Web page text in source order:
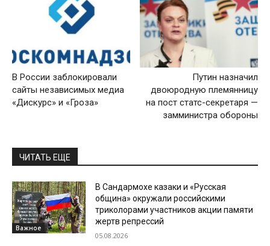
В России заблокировали
сайты независимых медиа
«Дискурс» и «Гроза»
Путин назначил
двоюродную племянницу
на пост статс-секретаря —
замминистра обороны
ЧИТАТЬ ЕЩЕ
Важное
В Сандармохе казаки и «Русская
община» окружали российскими
триколорами участников акции памяти
жертв репрессий
05.08.2026